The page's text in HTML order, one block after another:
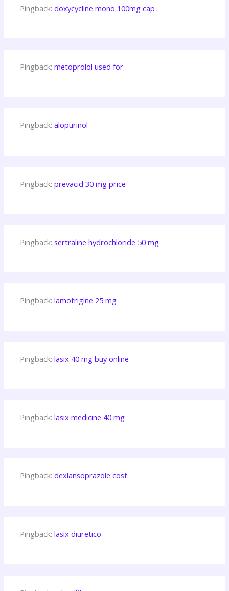
Pingback:doxycycline mono 100mg cap
Pingback:metoprolol used for
Pingback:alopurinol
Pingback:prevacid 30 mg price
Pingback:sertraline hydrochloride 50 mg
Pingback:lamotrigine 25 mg
Pingback:lasix 40 mg buy online
Pingback:lasix medicine 40 mg
Pingback:dexlansoprazole cost
Pingback:lasix diuretico